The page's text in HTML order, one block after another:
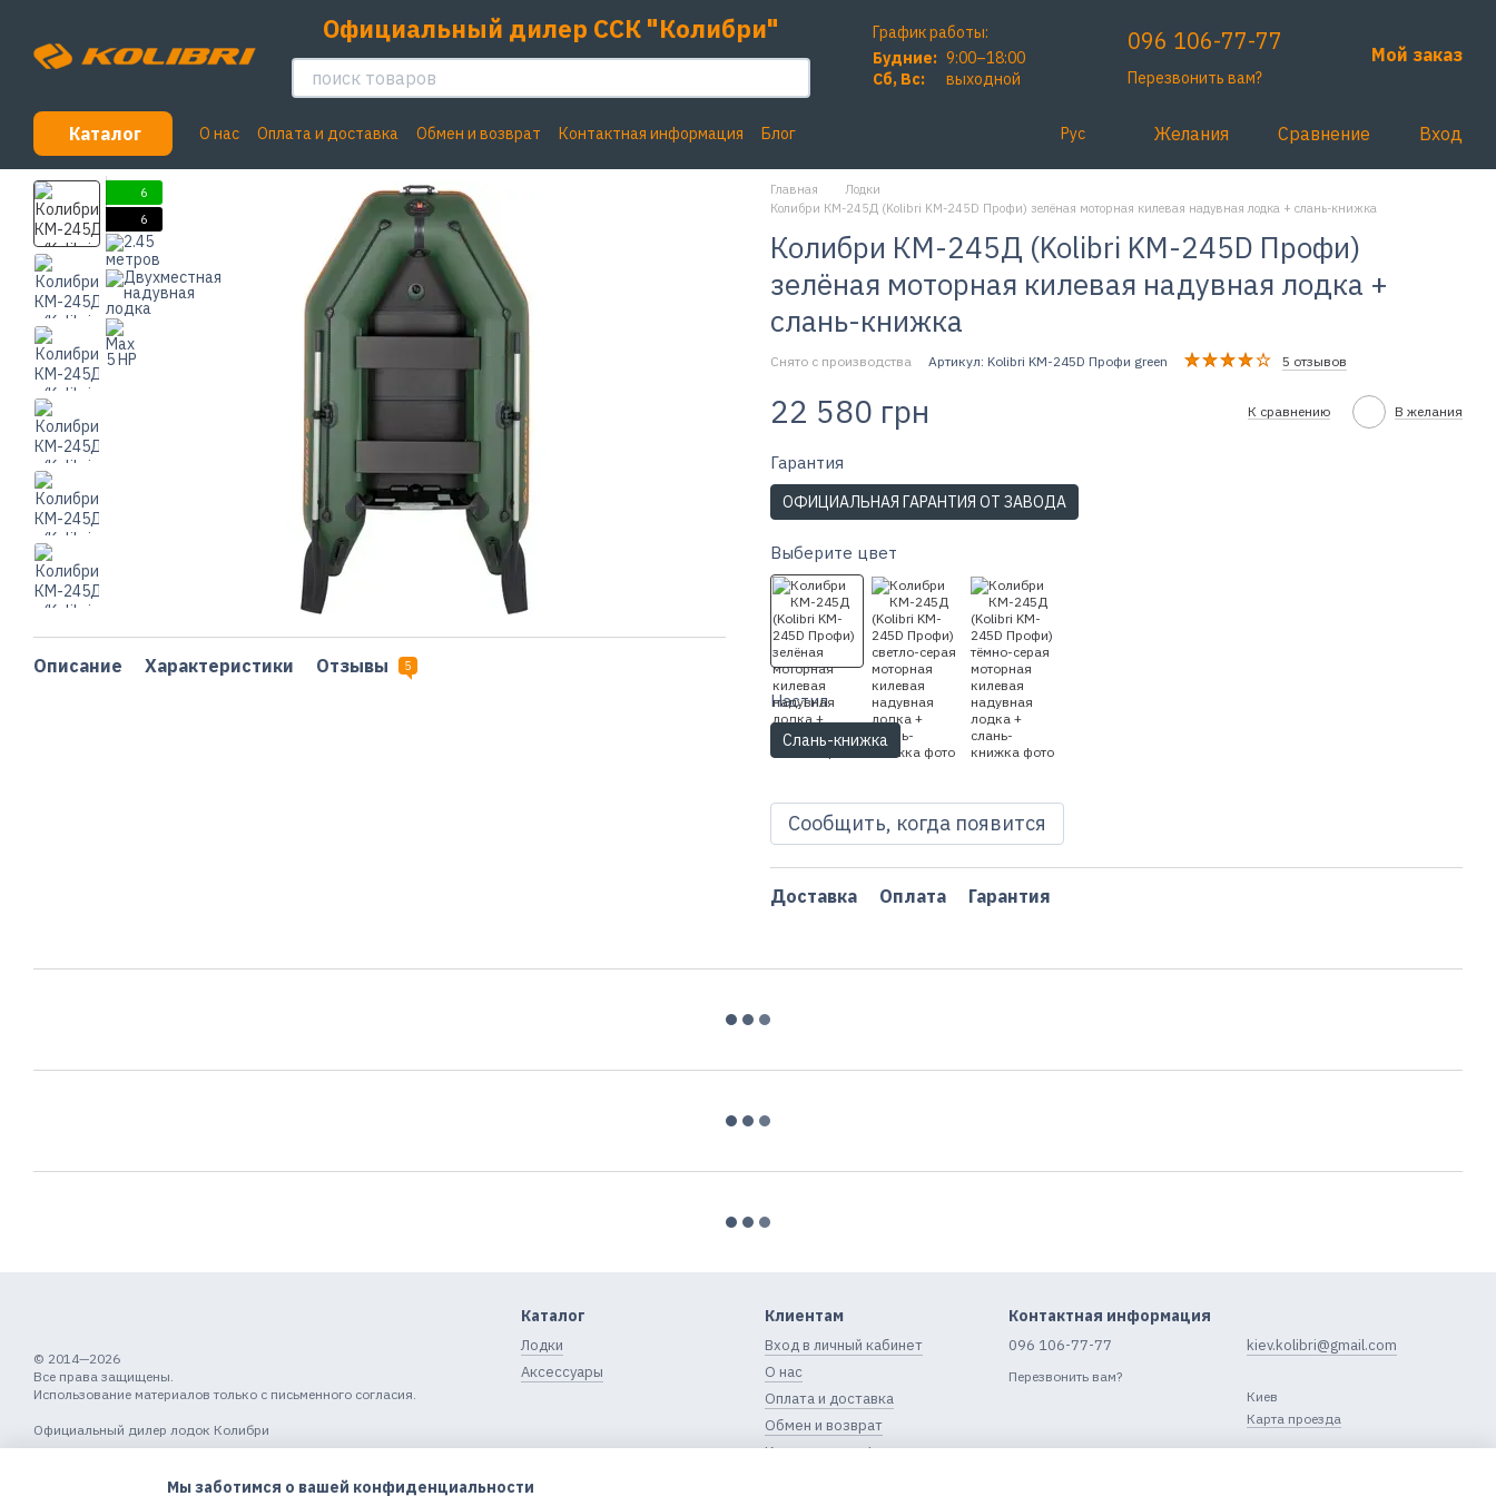
Официальный дилер ССК "Колибри"
График работы:
Будние: 9:00–18:00
Сб, Вc:
выходной
096 106-77-77
Перезвонить вам?
Мой заказ
Каталог О нас Оплата и доставка Обмен и возврат Контактная информация
Блог
Рус Желания Сравнение Вход
6
6
Описание Характеристики Отзывы 5
Главная
Лодки
Колибри КМ-245Д (Kolibri KM-245D Профи) зелёная моторная килевая надувная лодка + слань-книжка
Колибри КМ-245Д (Kolibri KM-245D Профи)
зелёная моторная килевая надувная лодка +
слань-книжка
Снято с производства Артикул: Kolibri KM-245D Профи green 5 отзывов
22 580 грн К сравнению В желания
Гарантия
ОФИЦИАЛЬНАЯ ГАРАНТИЯ ОТ ЗАВОДА
Выберите цвет
Настил
Слань-книжка
Сообщить, когда появится
Доставка Оплата Гарантия
© 2014—2026
Все права защищены.
Использование материалов только с письменного согласия.
Официальный дилер лодок Колибри
Каталог
Лодки
Аксессуары
Клиентам
Вход в личный кабинет
О нас
Оплата и доставка
Обмен и возврат
Контактная информация
Контактная информация
096 106-77-77
Перезвонить вам?
kiev.kolibri@gmail.com
Киев
Карта проезда
Мы заботимся о вашей конфиденциальности